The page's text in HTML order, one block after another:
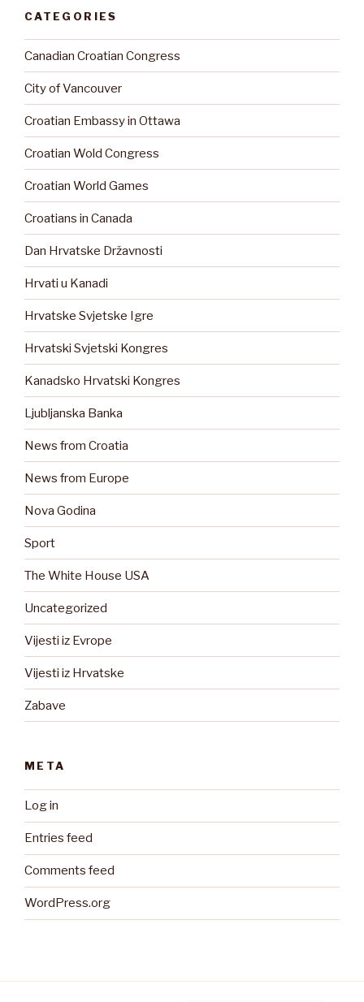
CATEGORIES
Canadian Croatian Congress
City of Vancouver
Croatian Embassy in Ottawa
Croatian Wold Congress
Croatian World Games
Croatians in Canada
Dan Hrvatske Državnosti
Hrvati u Kanadi
Hrvatske Svjetske Igre
Hrvatski Svjetski Kongres
Kanadsko Hrvatski Kongres
Ljubljanska Banka
News from Croatia
News from Europe
Nova Godina
Sport
The White House USA
Uncategorized
Vijesti iz Evrope
Vijesti iz Hrvatske
Zabave
META
Log in
Entries feed
Comments feed
WordPress.org